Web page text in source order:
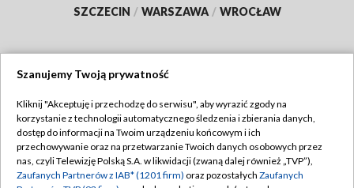
SZCZECIN / WARSZAWA / WROCŁAW
TVP
Abonament TVP
Emisja w TVP
Regulamin TVP
Polityka prywatności
Szanujemy Twoją prywatność
Kliknij "Akceptuję i przechodzę do serwisu", aby wyrazić zgody na
korzystanie z technologii automatycznego śledzenia i zbierania danych,
dostęp do informacji na Twoim urządzeniu końcowym i ich
przechowywanie oraz na przetwarzanie Twoich danych osobowych przez
nas, czyli Telewizję Polską S.A. w likwidacji (zwaną dalej również „TVP”),
Zaufanych Partnerów z IAB* (1201 firm) oraz pozostałych Zaufanych